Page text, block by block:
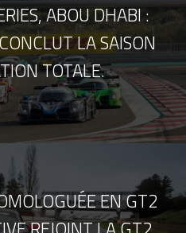
ABOU DHABI :
LA SAISON
TOTALE.
EN GT2